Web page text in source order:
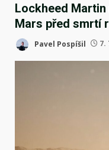
Lockheed
Mars před smrtí
Pavel Pospíšil 7.